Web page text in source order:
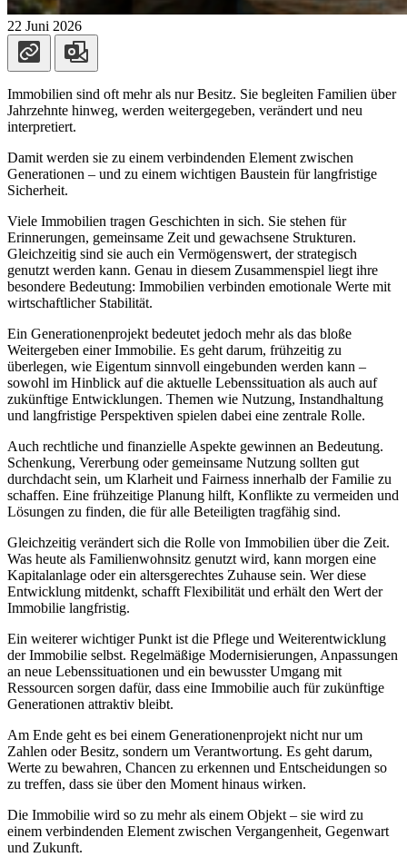
22 Juni 2026
Immobilien sind oft mehr als nur Besitz. Sie begleiten Familien über
Jahrzehnte hinweg, werden weitergegeben, verändert und neu
interpretiert.
Damit werden sie zu einem verbindenden Element zwischen
Generationen – und zu einem wichtigen Baustein für langfristige
Sicherheit.
Viele Immobilien tragen Geschichten in sich. Sie stehen für
Erinnerungen, gemeinsame Zeit und gewachsene Strukturen.
Gleichzeitig sind sie auch ein Vermögenswert, der strategisch
genutzt werden kann. Genau in diesem Zusammenspiel liegt ihre
besondere Bedeutung: Immobilien verbinden emotionale Werte mit
wirtschaftlicher Stabilität.
Ein Generationenprojekt bedeutet jedoch mehr als das bloße
Weitergeben einer Immobilie. Es geht darum, frühzeitig zu
überlegen, wie Eigentum sinnvoll eingebunden werden kann –
sowohl im Hinblick auf die aktuelle Lebenssituation als auch auf
zukünftige Entwicklungen. Themen wie Nutzung, Instandhaltung
und langfristige Perspektiven spielen dabei eine zentrale Rolle.
Auch rechtliche und finanzielle Aspekte gewinnen an Bedeutung.
Schenkung, Vererbung oder gemeinsame Nutzung sollten gut
durchdacht sein, um Klarheit und Fairness innerhalb der Familie zu
schaffen. Eine frühzeitige Planung hilft, Konflikte zu vermeiden und
Lösungen zu finden, die für alle Beteiligten tragfähig sind.
Gleichzeitig verändert sich die Rolle von Immobilien über die Zeit.
Was heute als Familienwohnsitz genutzt wird, kann morgen eine
Kapitalanlage oder ein altersgerechtes Zuhause sein. Wer diese
Entwicklung mitdenkt, schafft Flexibilität und erhält den Wert der
Immobilie langfristig.
Ein weiterer wichtiger Punkt ist die Pflege und Weiterentwicklung
der Immobilie selbst. Regelmäßige Modernisierungen, Anpassungen
an neue Lebenssituationen und ein bewusster Umgang mit
Ressourcen sorgen dafür, dass eine Immobilie auch für zukünftige
Generationen attraktiv bleibt.
Am Ende geht es bei einem Generationenprojekt nicht nur um
Zahlen oder Besitz, sondern um Verantwortung. Es geht darum,
Werte zu bewahren, Chancen zu erkennen und Entscheidungen so
zu treffen, dass sie über den Moment hinaus wirken.
Die Immobilie wird so zu mehr als einem Objekt – sie wird zu
einem verbindenden Element zwischen Vergangenheit, Gegenwart
und Zukunft.